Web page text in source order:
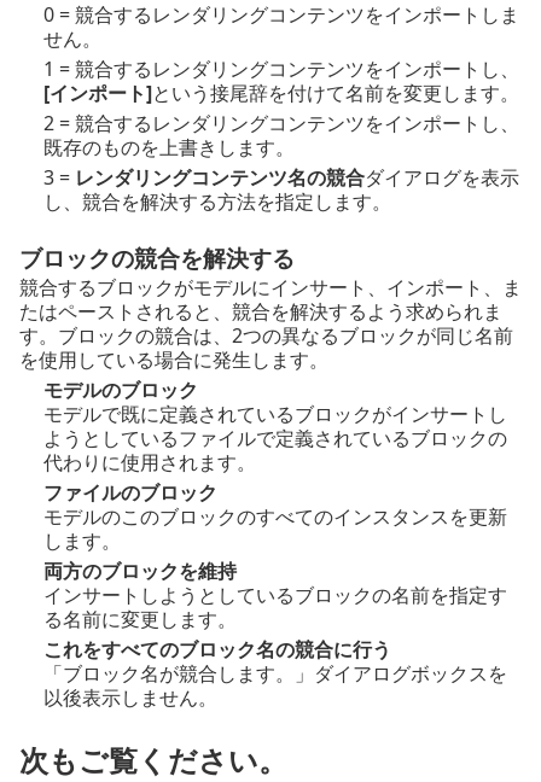
0 = 競合するレンダリングコンテンツをインポートしま
せん。
1 = 競合するレンダリングコンテンツをインポートし、
[インポート]という接尾辞を付けて名前を変更します。
2 = 競合するレンダリングコンテンツをインポートし、
既存のものを上書きします。
3 = レンダリングコンテンツ名の競合ダイアログを表示
し、競合を解決する方法を指定します。
ブロックの競合を解決する
競合するブロックがモデルにインサート、インポート、ま
たはペーストされると、競合を解決するよう求められま
す。ブロックの競合は、2つの異なるブロックが同じ名前
を使用している場合に発生します。
モデルのブロック
モデルで既に定義されているブロックがインサートし
ようとしているファイルで定義されているブロックの
代わりに使用されます。
ファイルのブロック
モデルのこのブロックのすべてのインスタンスを更新
します。
両方のブロックを維持
インサートしようとしているブロックの名前を指定す
る名前に変更します。
これをすべてのブロック名の競合に行う
「ブロック名が競合します。」ダイアログボックスを
以後表示しません。
次もご覧ください。